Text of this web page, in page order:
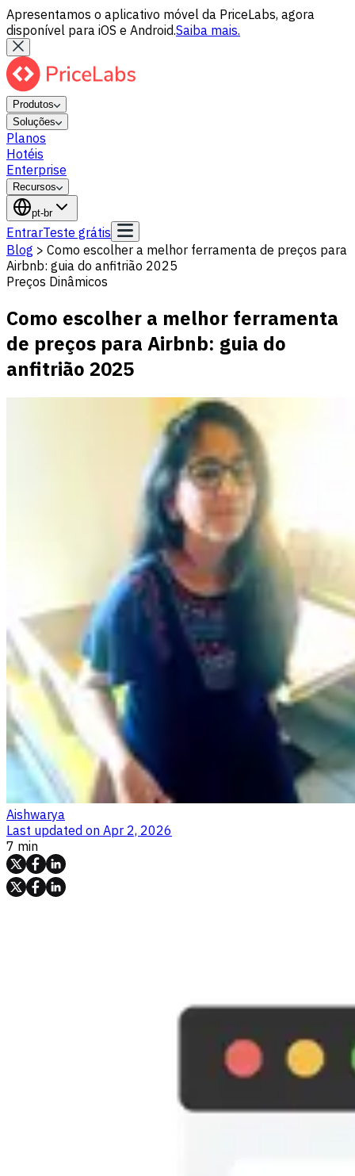
Apresentamos o aplicativo móvel da PriceLabs, agora
disponível para iOS e Android.Saiba mais.
Produtos
Soluções
Planos
Hotéis
Enterprise
Recursos
pt-br
EntrarTeste grátis
Blog > Como escolher a melhor ferramenta de preços para
Airbnb: guia do anfitrião 2025
Preços Dinâmicos
Como escolher a melhor ferramenta
de preços para Airbnb: guia do
anfitrião 2025
Aishwarya
Last updated on Apr 2, 2026
7 min